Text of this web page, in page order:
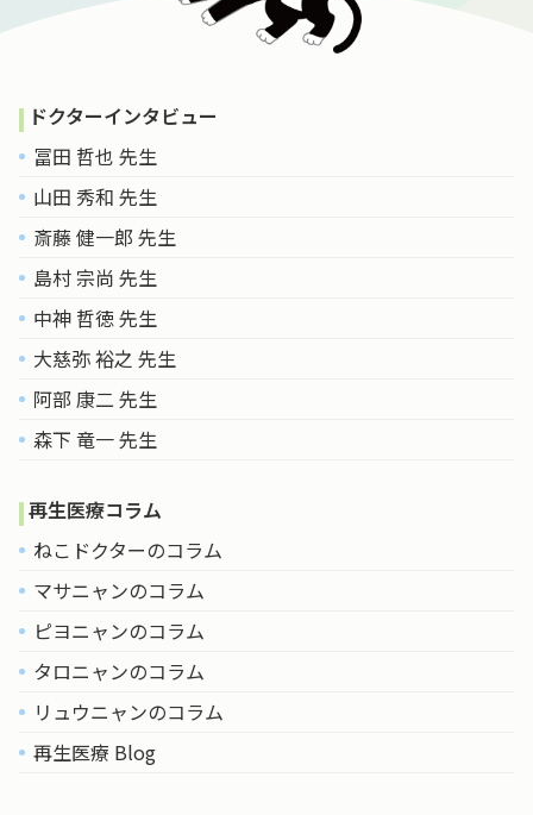
ドクターインタビュー
冨田 哲也 先生
山田 秀和 先生
斎藤 健一郎 先生
島村 宗尚 先生
中神 哲徳 先生
大慈弥 裕之 先生
阿部 康二 先生
森下 竜一 先生
再生医療コラム
ねこドクターのコラム
マサニャンのコラム
ピヨニャンのコラム
タロニャンのコラム
リュウニャンのコラム
再生医療 Blog